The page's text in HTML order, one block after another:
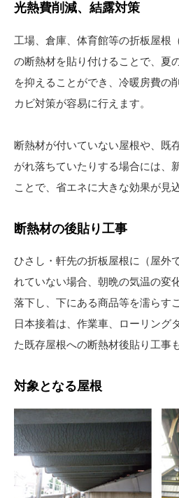
光熱費削減、結露対策
工場、倉庫、体育館等の折板屋根
の断熱材を貼り付けることで、夏
を抑えることができ、冷暖房費の
カビ対策が容易に行えます。
断熱材が付いていない屋根や、既
がれ落ちていたりする場合には、
ことで、省エネに大きな効果が見
断熱材の後貼り工事
ひさし・軒先の折板屋根に（屋外
れていない場合、朝晩の気温の変
落下し、下にある商品等を濡らす
日本接着は、作業車、ローリング
た既存屋根への断熱材後貼り工事
対象となる屋根